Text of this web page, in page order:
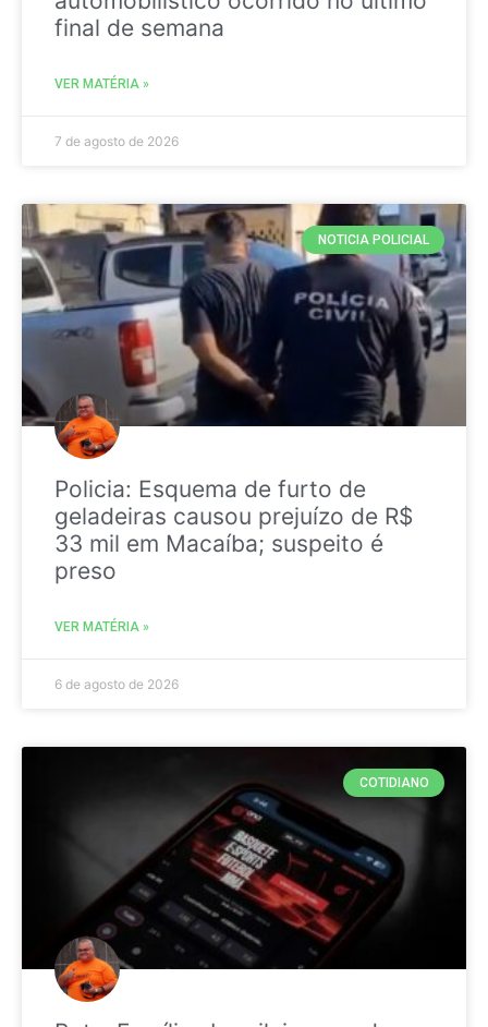
final de semana
VER MATÉRIA »
7 de agosto de 2026
NOTICIA POLICIAL
Policia: Esquema de furto de
geladeiras causou prejuízo de R$
33 mil em Macaíba; suspeito é
preso
VER MATÉRIA »
6 de agosto de 2026
COTIDIANO